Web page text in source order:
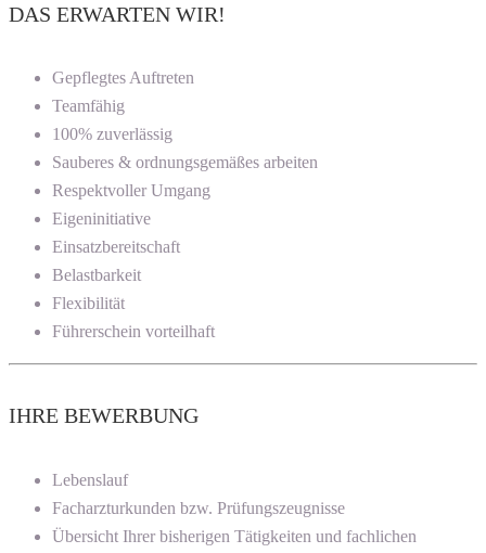
DAS ERWARTEN WIR!
Gepflegtes Auftreten
Teamfähig
100% zuverlässig
Sauberes & ordnungsgemäßes arbeiten
Respektvoller Umgang
Eigeninitiative
Einsatzbereitschaft
Belastbarkeit
Flexibilität
Führerschein vorteilhaft
IHRE BEWERBUNG
Lebenslauf
Facharzturkunden bzw. Prüfungszeugnisse
Übersicht Ihrer bisherigen Tätigkeiten und fachlichen